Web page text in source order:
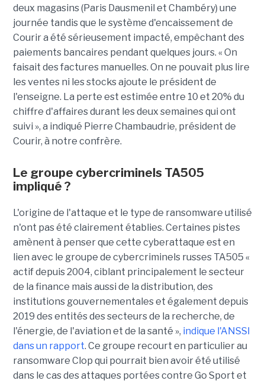
deux magasins (Paris Dausmenil et Chambéry) une
journée tandis que le système d'encaissement de
Courir a été sérieusement impacté, empêchant des
paiements bancaires pendant quelques jours. «On
faisait des factures manuelles. On ne pouvait plus lire
les ventes ni les stocks ajoute le président de
l'enseigne. La perte est estimée entre 10 et 20% du
chiffre d'affaires durant les deux semaines qui ont
suivi », a indiqué Pierre Chambaudrie, président de
Courir, à notre confrère.
Le groupe cybercriminels TA505
impliqué ?
L'origine de l'attaque et le type de ransomware utilisé
n'ont pas été clairement établies. Certaines pistes
amènent à penser que cette cyberattaque est en
lien avec le groupe de cybercriminels russes TA505 «
actif depuis 2004, ciblant principalement le secteur
de la finance mais aussi de la distribution, des
institutions gouvernementales et également depuis
2019 des entités des secteurs de la recherche, de
l'énergie, de l'aviation et de la santé », indique l'ANSSI
dans un rapport. Ce groupe recourt en particulier au
ransomware Clop qui pourrait bien avoir été utilisé
dans le cas des attaques portées contre Go Sport et